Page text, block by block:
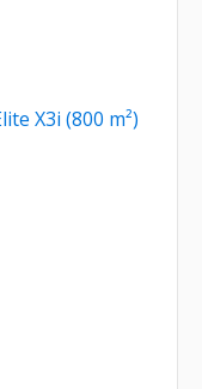
X3i (800 m²)